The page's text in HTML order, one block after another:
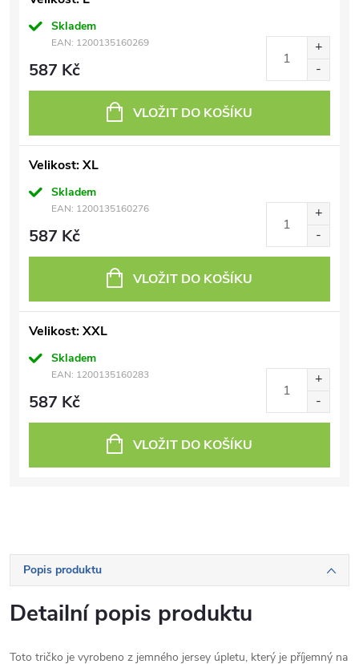
Skladem
EAN: 1200135160269
587 Kč
VLOŽIT DO KOŠÍKU
Velikost: XL
Skladem
EAN: 1200135160276
587 Kč
VLOŽIT DO KOŠÍKU
Velikost: XXL
Skladem
EAN: 1200135160283
587 Kč
VLOŽIT DO KOŠÍKU
Popis produktu
Detailní popis produktu
Toto tričko je vyrobeno z jemného jersey úpletu, který je příjemný na